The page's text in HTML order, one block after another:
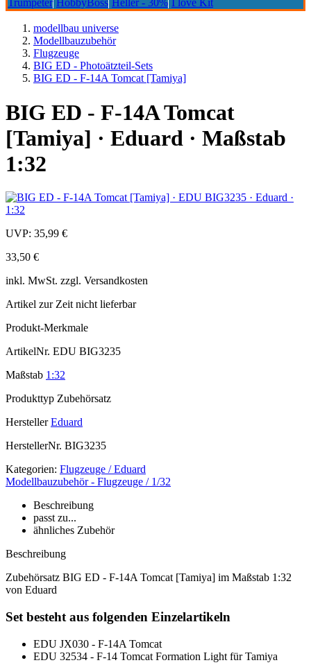
Trumpeter HobbyBoss Heller - 30% I love Kit
modellbau universe
Modellbauzubehör
Flugzeuge
BIG ED - Photoätzteil-Sets
BIG ED - F-14A Tomcat [Tamiya]
BIG ED - F-14A Tomcat
[Tamiya] · Eduard · Maßstab
1:32
UVP: 35,99 €
33,50 €
inkl. MwSt. zzgl. Versandkosten
Artikel zur Zeit nicht lieferbar
Produkt-Merkmale
ArtikelNr. EDU BIG3235
Maßstab 1:32
Produkttyp Zubehörsatz
Hersteller Eduard
HerstellerNr. BIG3235
Kategorien: Flugzeuge / Eduard
Modellbauzubehör - Flugzeuge / 1/32
Beschreibung
passt zu...
ähnliches Zubehör
Beschreibung
Zubehörsatz BIG ED - F-14A Tomcat [Tamiya] im Maßstab 1:32
von Eduard
Set besteht aus folgenden Einzelartikeln
EDU JX030 - F-14A Tomcat
EDU 32534 - F-14 Tomcat Formation Light für Tamiya